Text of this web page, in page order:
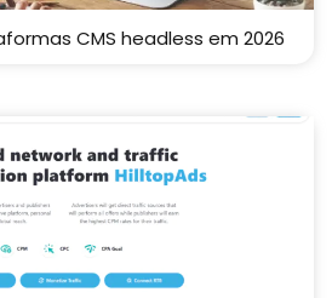
CMS headless em 2026